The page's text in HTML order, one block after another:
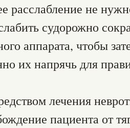
расслабление не
судорожно
аппарата, чтобы
их напрячь для
лечения
пациента от